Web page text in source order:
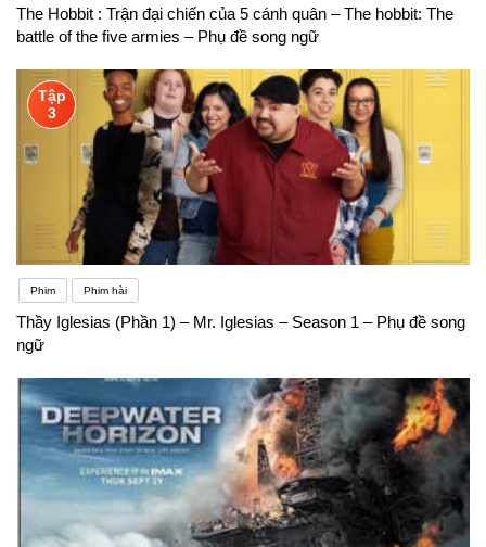
The Hobbit : Trận đại chiến của 5 cánh quân – The hobbit: The
battle of the five armies – Phụ đề song ngữ
Tập
3
Phim Phim hài
Thầy Iglesias (Phần 1) – Mr. Iglesias – Season 1 – Phụ đề song
ngữ